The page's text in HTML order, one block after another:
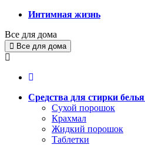
Интимная жизнь
Все для дома
Все для дома
Средства для стирки белья
Сухой порошок
Крахмал
Жидкий порошок
Таблетки